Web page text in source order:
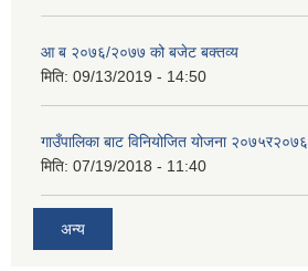
आ ब २०७६/२०७७ को बजेट बक्तव्य
मिति: 09/13/2019 - 14:50
गाउँपालिका बाट विनियोजित योजना २०७५र२०७६
मिति: 07/19/2018 - 11:40
अन्य